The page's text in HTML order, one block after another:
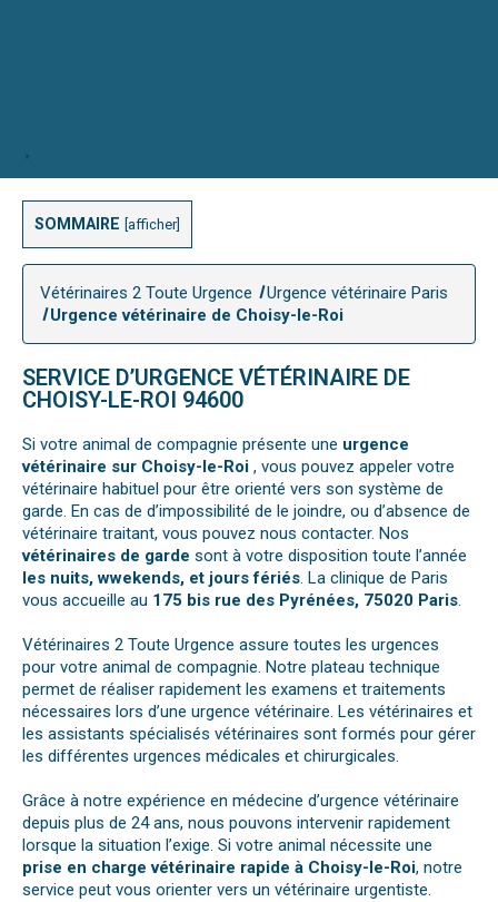
SOMMAIRE afficher
Vétérinaires 2 Toute Urgence
Urgence vétérinaire Paris
Urgence vétérinaire de Choisy-le-Roi
SERVICE D’URGENCE VÉTÉRINAIRE DE
CHOISY-LE-ROI 94600
Si votre animal de compagnie présente une urgence
vétérinaire sur Choisy-le-Roi , vous pouvez appeler votre
vétérinaire habituel pour être orienté vers son système de
garde. En cas de d’impossibilité de le joindre, ou d’absence de
vétérinaire traitant, vous pouvez nous contacter. Nos
vétérinaires de garde sont à votre disposition toute l’année
les nuits, wwekends, et jours fériés. La clinique de Paris
vous accueille au 175 bis rue des Pyrénées, 75020 Paris.
Vétérinaires 2 Toute Urgence assure toutes les urgences
pour votre animal de compagnie. Notre plateau technique
permet de réaliser rapidement les examens et traitements
nécessaires lors d’une urgence vétérinaire. Les vétérinaires et
les assistants spécialisés vétérinaires sont formés pour gérer
les différentes urgences médicales et chirurgicales.
Grâce à notre expérience en médecine d’urgence vétérinaire
depuis plus de 24 ans, nous pouvons intervenir rapidement
lorsque la situation l’exige. Si votre animal nécessite une
prise en charge vétérinaire rapide à Choisy-le-Roi, notre
service peut vous orienter vers un vétérinaire urgentiste.